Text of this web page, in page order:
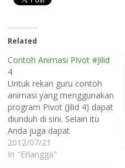
Related
Contoh Animasi Pivot #Jilid
4
Untuk rekan guru contoh
animasi yang menggunakan
program Pivot (Jilid 4) dapat
diunduh di sini. Selain itu
Anda juga dapat
mencarinya di internet
melalui situs video sharing,
2012/07/21
In "Erlangga"